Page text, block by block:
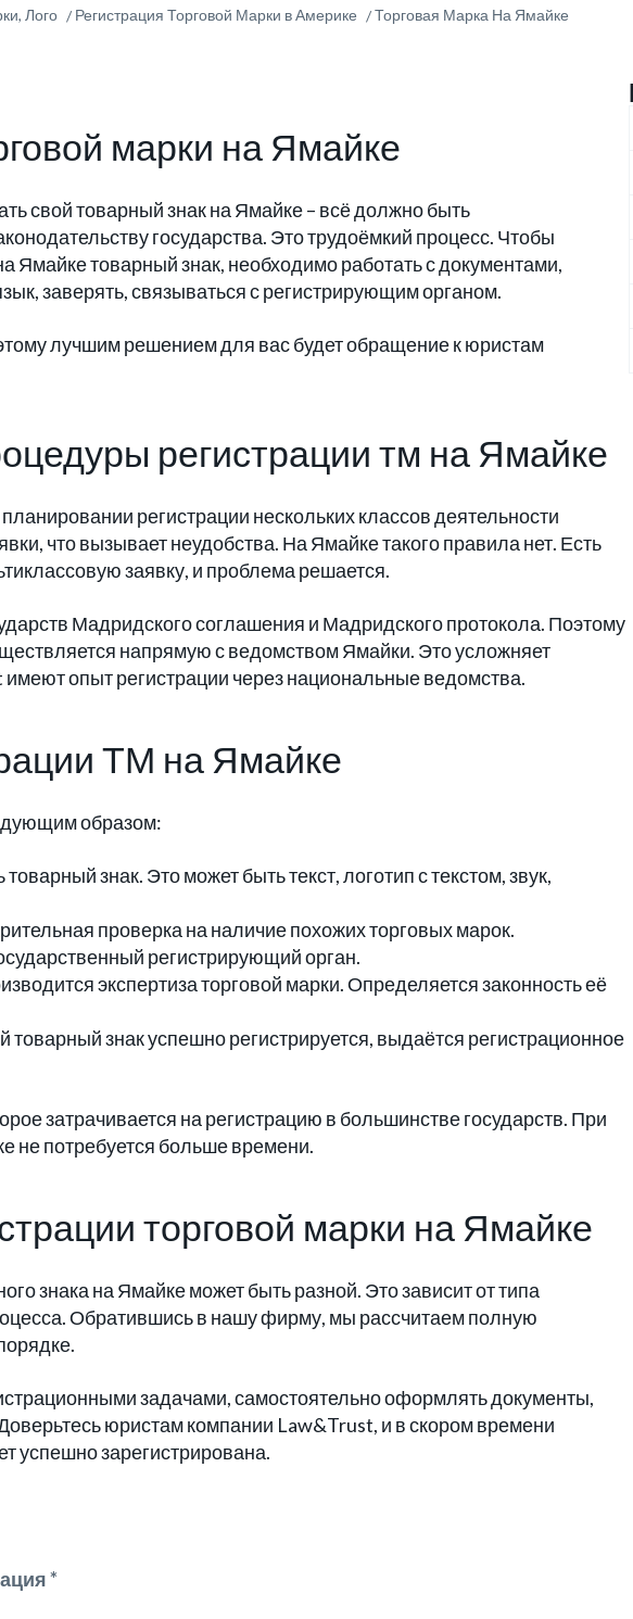
Лого Регистрация Торговой Марки в Америке Торговая Марка На Ямайке
марки на Ямайке
свой товарный знак на Ямайке – всё должно быть
государства. Это трудоёмкий процесс. Чтобы
Ямайке товарный знак, необходимо работать с документами,
заверять, связываться с регистрирующим органом.
лучшим решением для вас будет обращение к юристам
регистрации тм на Ямайке
регистрации нескольких классов деятельности
что вызывает неудобства. На Ямайке такого правила нет. Есть
заявку, и проблема решается.
Мадридского соглашения и Мадридского протокола. Поэтому
напрямую с ведомством Ямайки. Это усложняет
опыт регистрации через национальные ведомства.
ТМ на Ямайке
образом:
знак. Это может быть текст, логотип с текстом, звук,
проверка на наличие похожих торговых марок.
регистрирующий орган.
экспертиза торговой марки. Определяется законность её
товарный знак успешно регистрируется, выдаётся регистрационное
затрачивается на регистрацию в большинстве государств. При
не потребуется больше времени.
торговой марки на Ямайке
знака на Ямайке может быть разной. Это зависит от типа
Обратившись в нашу фирму, мы рассчитаем полную
задачами, самостоятельно оформлять документы,
юристам компании Law&Trust, и в скором времени
успешно зарегистрирована.
*